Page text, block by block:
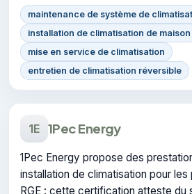
maintenance de système de
installation de climatisation de maison
mise en service de climatisation
entretien de climatisation réversible
1E 1Pec Energy
1Pec Energy propose des
installation de climatisation pour les
RGE : cette certification atteste du